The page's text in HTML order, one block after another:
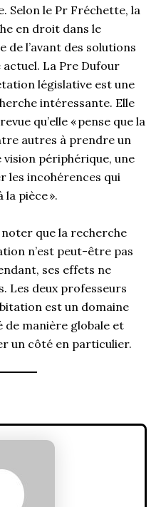
Selon le Pr Fréchette, la
en droit dans le
l’avant des solutions
actuel. La Pre Dufour
législative est une
intéressante. Elle
qu’elle « pense que la
autres à prendre un
périphérique, une
les incohérences qui
pièce ».
que la recherche
n’est peut-être pas
ses effets ne
Les deux professeurs
est un domaine
de manière globale et
un côté en particulier.